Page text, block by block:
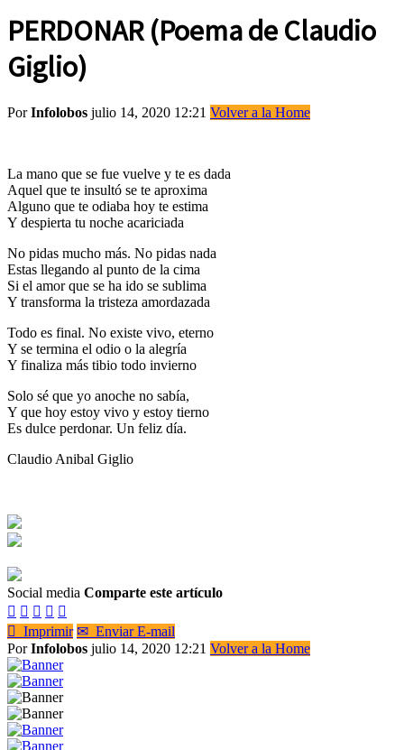
PERDONAR (Poema de Claudio
Giglio)
PorInfolobos julio 14, 2020 12:21 Volver a la Home
La mano que se fue vuelve y te es dada
Aquel que te insultó se te aproxima
Alguno que te odiaba hoy te estima
Y despierta tu noche acariciada
No pidas mucho más. No pidas nada
Estas llegando al punto de la cima
Si el amor que se ha ido se sublima
Y transforma la tristeza amordazada
Todo es final. No existe vivo, eterno
Y se termina el odio o la alegría
Y finaliza más tibio todo invierno
Solo sé que yo anoche no sabía,
Y que hoy estoy vivo y estoy tierno
Es dulce perdonar. Un feliz día.
Claudio Anibal Giglio
Social media Comparte este artículo
    
 Imprimir ✉ Enviar E-mail
PorInfolobos julio 14, 2020 12:21 Volver a la Home